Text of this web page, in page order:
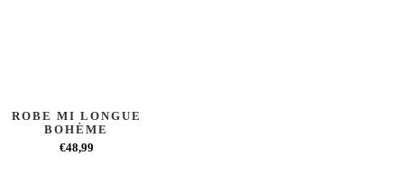
ROBE MI LONGUE
BOHÈME
€48,99